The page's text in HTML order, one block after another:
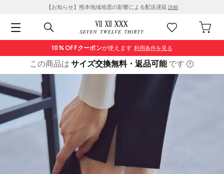
【お知らせ】熊本地域地震の影響による配送遅延 詳細
10% OFFクーポンが使えます 利用条件を見る
この商品はサイズ交換無料・返品可能です